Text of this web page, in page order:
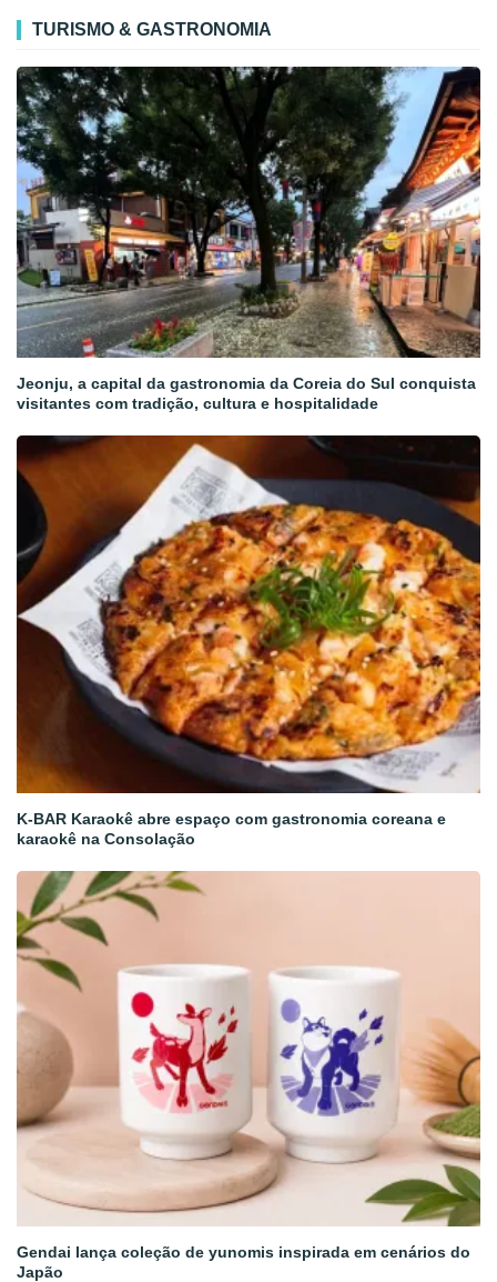
TURISMO & GASTRONOMIA
Jeonju, a capital da gastronomia da Coreia do Sul conquista
visitantes com tradição, cultura e hospitalidade
K-BAR Karaokê abre espaço com gastronomia coreana e
karaokê na Consolação
Gendai lança coleção de yunomis inspirada em cenários do
Japão